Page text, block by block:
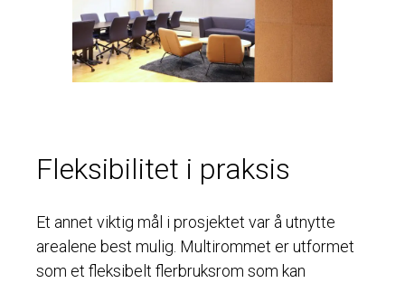
Fleksibilitet i praksis
Et annet viktig mål i prosjektet var å utnytte
arealene best mulig. Multirommet er utformet
som et fleksibelt flerbruksrom som kan